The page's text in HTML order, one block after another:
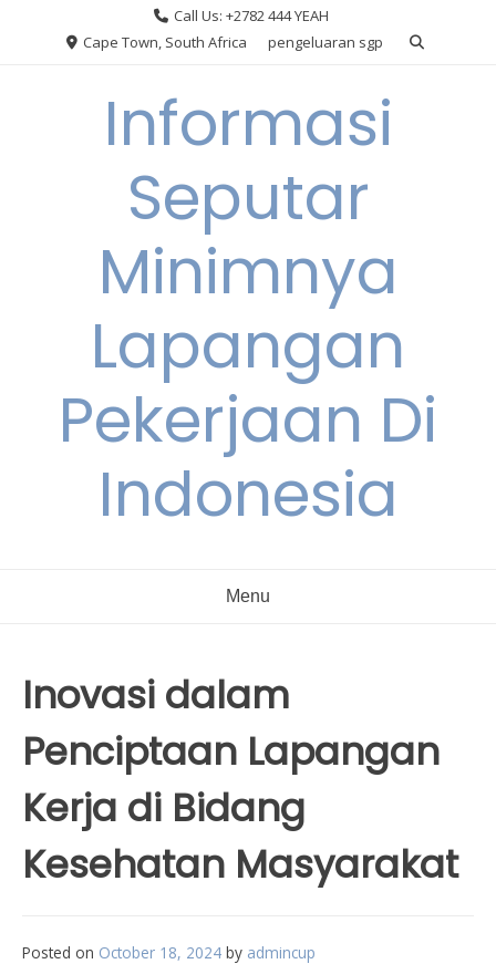
Call Us: +2782 444 YEAH
Cape Town, South Africa
pengeluaran sgp
Informasi
Seputar
Minimnya
Lapangan
Pekerjaan Di
Indonesia
Menu
Inovasi dalam
Penciptaan Lapangan
Kerja di Bidang
Kesehatan Masyarakat
Posted on October 18, 2024 by admincup